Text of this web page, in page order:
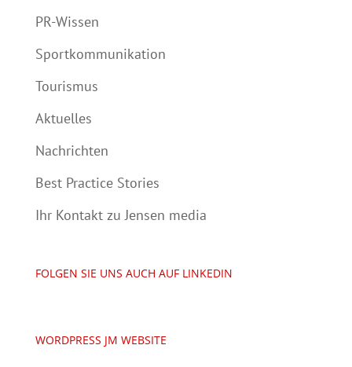
PR-Wissen
Sportkommunikation
Tourismus
Aktuelles
Nachrichten
Best Practice Stories
Ihr Kontakt zu Jensen media
FOLGEN SIE UNS AUCH AUF LINKEDIN
WORDPRESS JM WEBSITE